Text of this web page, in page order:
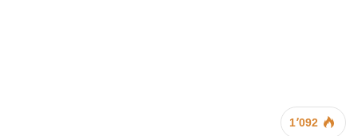
1٬092